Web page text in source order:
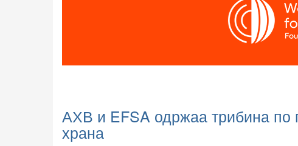
АХВ и EFSA одржаа трибина по
храна